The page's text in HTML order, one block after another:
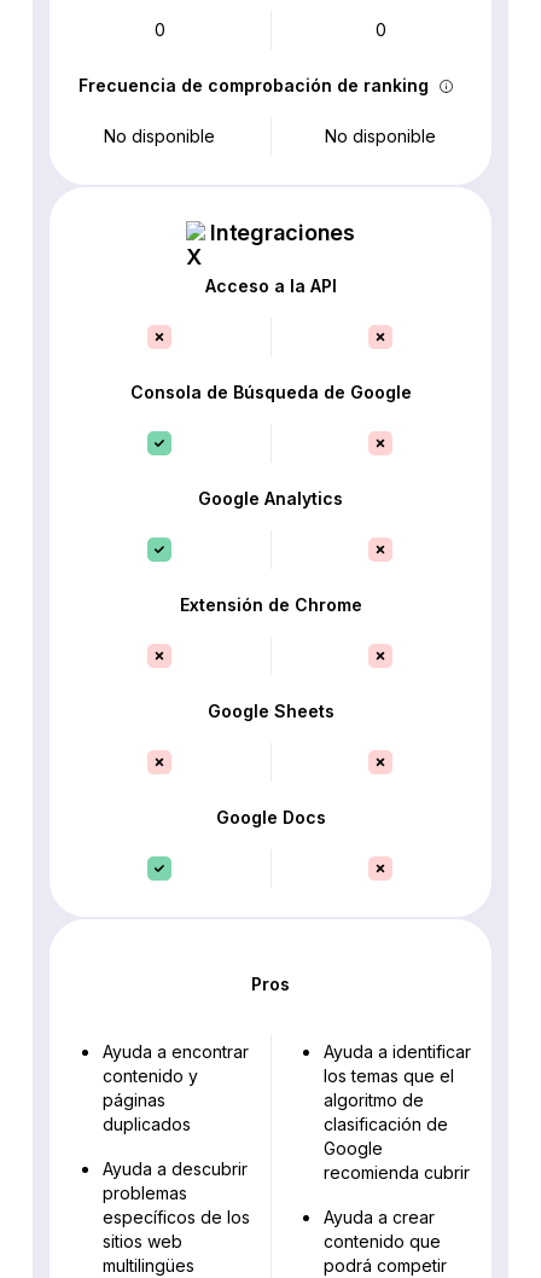
0 0
Frecuencia de comprobación de ranking
No disponible No disponible
Integraciones
Acceso a la API
Consola de Búsqueda de Google
Google Analytics
Extensión de Chrome
Google Sheets
Google Docs
Pros
Ayuda a encontrar
contenido y
páginas
duplicados
Ayuda a descubrir
problemas
específicos de los
sitios web
multilingües
Ayuda a identificar
los temas que el
algoritmo de
clasificación de
Google
recomienda cubrir
Ayuda a crear
contenido que
podrá competir